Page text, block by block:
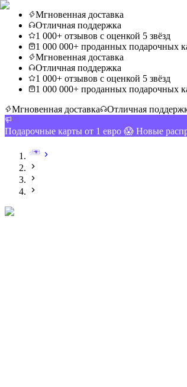
Мгновенная доставка
Отличная поддержка
1 000+ отзывов с оценкой 5 звёзд
1 000 000+ проданных подарочных
Мгновенная доставка
Отличная поддержка
1 000+ отзывов с оценкой 5 звёзд
1 000 000+ проданных подарочных
Мгновенная доставка
Отличная
Подарочные карты от 1 евро 😱 Новые